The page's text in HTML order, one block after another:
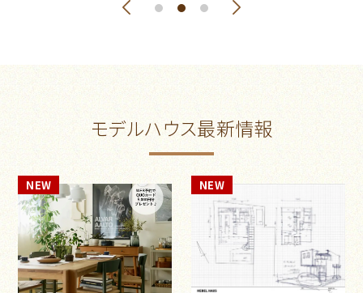
モデルハウス最新情報
NEW NEW